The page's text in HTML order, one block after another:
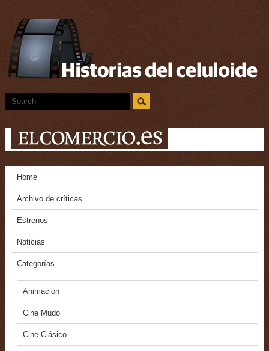
Home
Archivo de críticas
Estrenos
Noticias
Categorías
Animación
Cine Mudo
Cine Clásico